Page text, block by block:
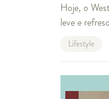
Hoje, o
leve e
Lifestyle
Receita